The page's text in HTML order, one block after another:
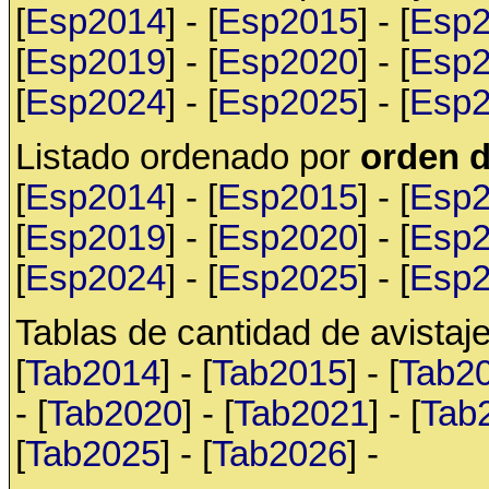
[Esp2014] - [Esp2015] - [
[Esp2019] - [Esp2020] - [
[Esp2024] - [Esp2025] - [
Listado ordenado por orden
[Esp2014] - [Esp2015] - [
[Esp2019] - [Esp2020] - [
[Esp2024] - [Esp2025] - [
Tablas de cantidad de
[Tab2014] - [Tab2015] - [
- [Tab2020] - [Tab2021] - [
[Tab2025] - [Tab2026] -